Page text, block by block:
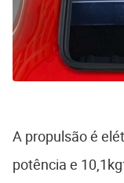
A propulsão é
potência e